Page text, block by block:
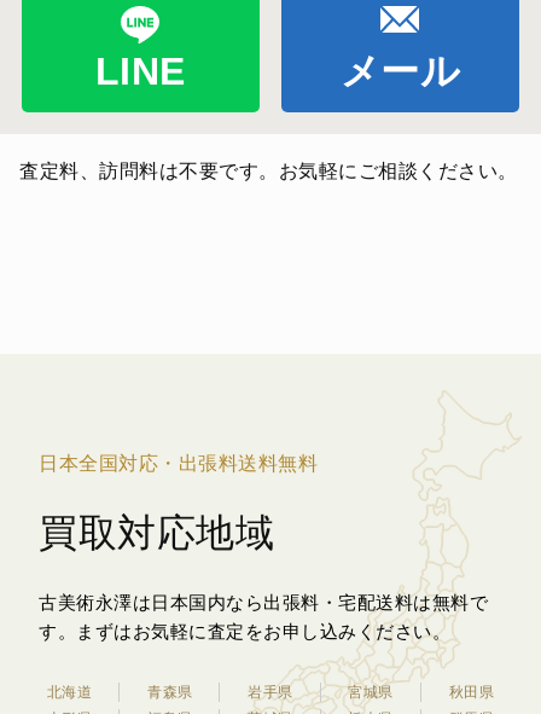
LINE メール
査定料、訪問料は不要です。お気軽にご相談ください。
日本全国対応・出張料送料無料
買取対応地域
古美術永澤は日本国内なら出張料・宅配送料は無料で
す。
まずはお気軽に査定をお申し込みください。
北海道 青森県 岩手県 宮城県
秋田県